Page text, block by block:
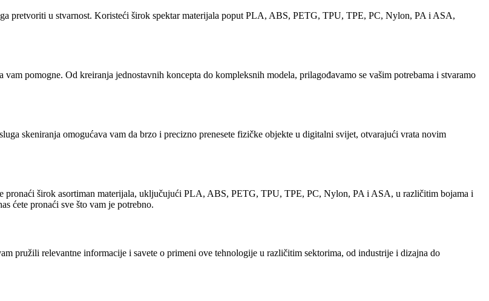
pretvoriti u stvarnost. Koristeći širok spektar materijala poput PLA, ABS, PETG, TPU, TPE, PC, Nylon, PA i ASA,
pomogne. Od kreiranja jednostavnih koncepta do kompleksnih modela, prilagođavamo se vašim potrebama i stvaramo
skeniranja omogućava vam da brzo i precizno prenesete fizičke objekte u digitalni svijet, otvarajući vrata novim
pronaći širok asortiman materijala, uključujući PLA, ABS, PETG, TPU, TPE, PC, Nylon, PA i ASA, u različitim bojama i
ćete pronaći sve što vam je potrebno.
pružili relevantne informacije i savete o primeni ove tehnologije u različitim sektorima, od industrije i dizajna do